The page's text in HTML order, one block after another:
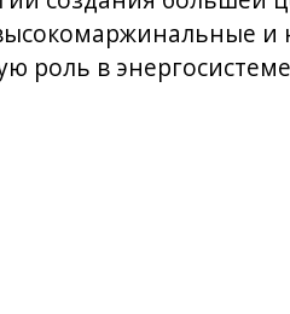
и
роль в